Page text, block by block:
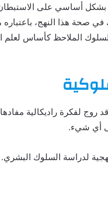
بشكل أساسي على
صحة هذا النهج،
الملاحظ كأساس لعلم
لفكرة راديكالية
أي شيء.
لدراسة السلوك البشري.